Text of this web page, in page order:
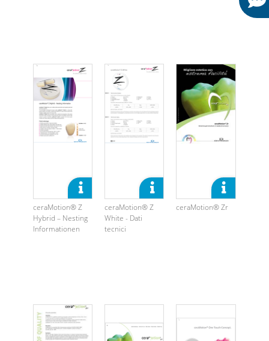
ceraMotion® Z
Hybrid – Nesting
Informationen
ceraMotion® Z
White - Dati
tecnici
ceraMotion® Zr